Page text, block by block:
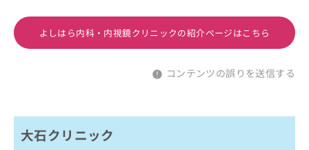
よしはら内科・内視鏡クリニックの紹介ページはこちら
コンテンツの誤りを送信する
大石クリニック